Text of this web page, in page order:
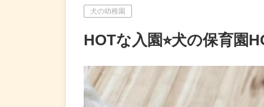
犬の幼稚園
HOTな入園⭐︎犬の保育園